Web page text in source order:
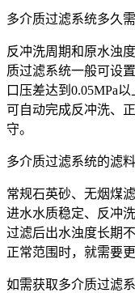
多介质过滤系统多久
反冲洗周期和原水浊
质过滤系统一般可设
口压差达到0.05MPa
可自动完成反冲洗、
守。
多介质过滤系统的滤
常规石英砂、无烟煤
进水水质稳定、反冲
过滤后出水浊度长期
正常范围时，就需要更
如需获取多介质过滤